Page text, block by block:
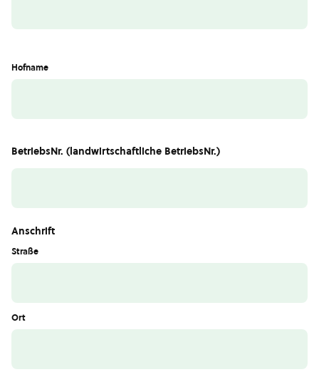
Hofname
BetriebsNr. (landwirtschaftliche BetriebsNr.)
Anschrift
Straße
Ort